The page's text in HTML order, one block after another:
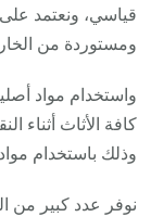
قياسي، ونعتمد
ومستوردة من
واستخدام مواد
كافة الأثاث أثناء
وذلك باستخدام
نوفر عدد كبير من